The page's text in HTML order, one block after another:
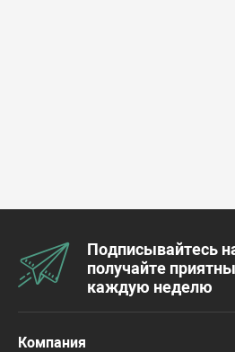
Подписывайтесь
получайте
каждую неделю
Компания